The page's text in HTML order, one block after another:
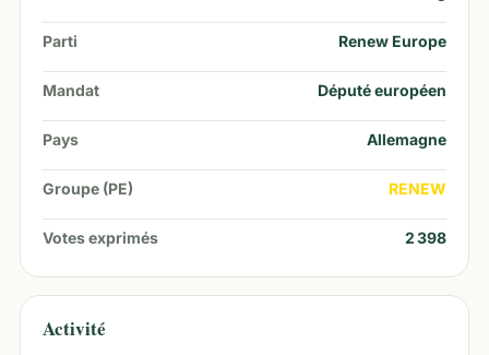
Parti Renew Europe
Mandat Député européen
Pays Allemagne
Groupe (PE) RENEW
Votes exprimés 2 398
Activité